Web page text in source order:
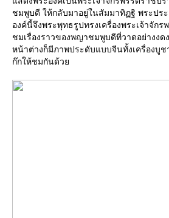
ชมพูบดี ให้กลับมาอยู่ในสัมมาทิฏฐิ พระปร
องค์นี้จึงพระพุทธรูปทรงเครื่องพระเจ้าจักร
ชมเรื่องราวของพญาชมพูบดีที่วาดอย่างง
หน้าต่างก็มีภาพประดับแบบจีนทั้งเครื่องบูช
ก๊กให้ชมกันด้ว